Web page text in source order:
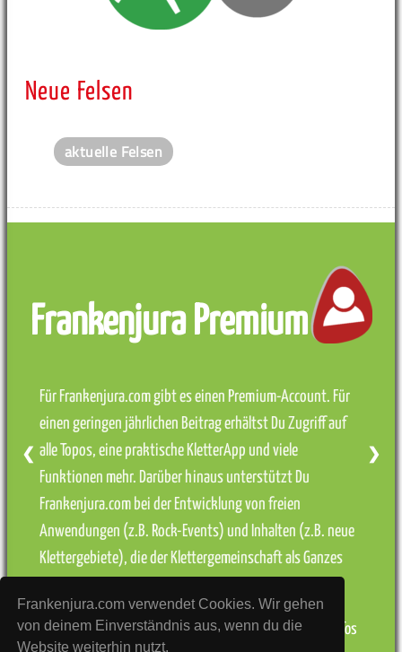
Frankenjura.com verwendet Cookies. Wir gehen
von deinem Einverständnis aus, wenn du die
Website weiterhin nutzt.
Neue Felsen
aktuelle Felsen
Frankenjura Premium
Für Frankenjura.com gibt es einen Premium-Account. Für
einen geringen jährlichen Beitrag erhältst Du Zugriff auf
alle Topos, eine praktische KletterApp und viele
Funktionen mehr. Darüber hinaus unterstützt Du
Frankenjura.com bei der Entwicklung von freien
Anwendungen (z.B. Rock-Events) und Inhalten (z.B. neue
Klettergebiete), die der Klettergemeinschaft als Ganzes
» weitere Infos
❮ ❯